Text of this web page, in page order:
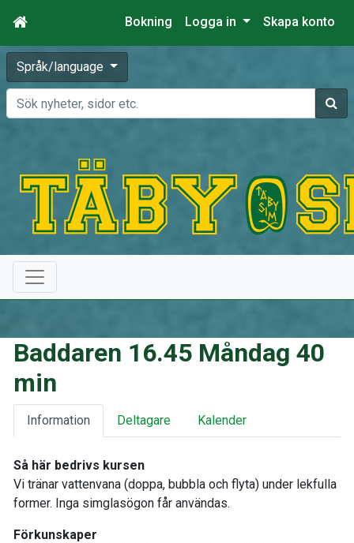
Bokning Logga in Skapa konto
Språk/language
Sök
Baddaren 16.45 Måndag 40
min
Information Deltagare Kalender
Så här bedrivs kursen
Vi tränar vattenvana (doppa, bubbla och flyta) under lekfulla
former. Inga simglasögon får användas.
Förkunskaper